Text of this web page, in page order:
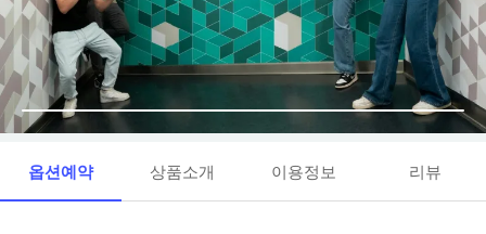
옵션예약 상품소개 이용정보 리뷰